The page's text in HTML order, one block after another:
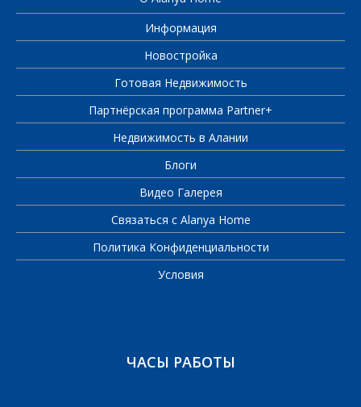
Информация
Новостройка
Готовая Недвижимость
Партнёрская программа Partner+
Недвижимость в Алании
Блоги
Видео Галерея
Связаться с Alanya Home
Политика Конфиденциальности
Условия
ЧАСЫ РАБОТЫ